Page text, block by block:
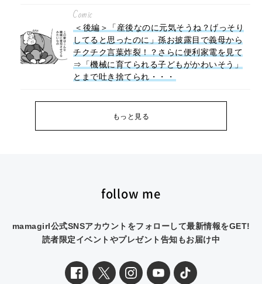
Comic
＜後編＞「産後なのに元気そうね？げっそり
してると思ったのに」孫お披露目で義母から
チクチク言葉炸裂！？さらに便利家電を見て
⇒「機械に育てられる子どもがかわいそう」
とまで吐き捨てられ・・・
もっと見る
follow me
mamagirl公式SNSアカウントをフォローして最新情報をGET!
読者限定イベントやプレゼント告知もお届け中